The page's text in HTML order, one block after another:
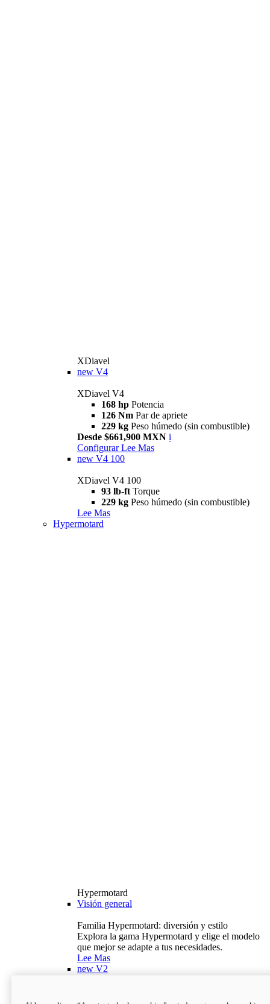
XDiavel
new V4
XDiavel V4
168 hp Potencia
126 Nm Par de apriete
229 kg Peso húmedo (sin combustible)
Desde $661,900 MXN i
Configurar Lee Mas
new V4 100
XDiavel V4 100
93 lb-ft Torque
229 kg Peso húmedo (sin combustible)
Lee Mas
Hypermotard
Hypermotard
Visión general
Familia Hypermotard: diversión y estilo
Explora la gama Hypermotard y elige el modelo
que mejor se adapte a tus necesidades.
Lee Mas
new V2
120,4 hp
Potencia